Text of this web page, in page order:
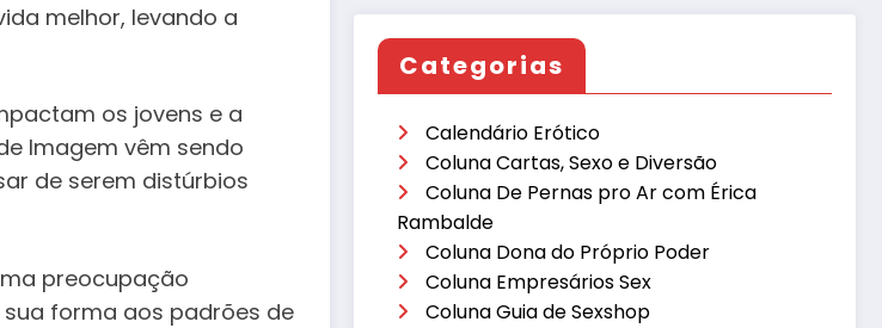
melhor, levando a
os jovens e a
Imagem vêm sendo
de serem distúrbios
preocupação
forma aos padrões de
Categorias
Calendário Erótico
Coluna Cartas, Sexo e Diversão
Coluna De Pernas pro Ar com Érica
Rambalde
Coluna Dona do Próprio Poder
Coluna Empresários Sex
Coluna Guia de Sexshop